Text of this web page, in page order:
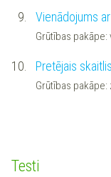
9. Vienādojums
Grūtības pakāpe:
10. Pretējais
Grūtības pakāpe:
Testi